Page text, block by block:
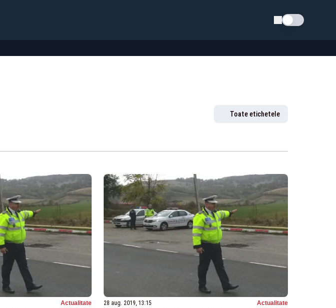
Schimba tema
Toate etichetele
Actualitate 28 aug. 2019, 13:15 Actualitate